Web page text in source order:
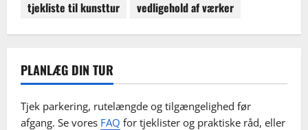
tjekliste til kunsttur
vedligehold af værker
PLANLÆG DIN TUR
Tjek parkering, rutelængde og tilgængelighed før
afgang. Se vores FAQ for tjeklister og praktiske råd, eller